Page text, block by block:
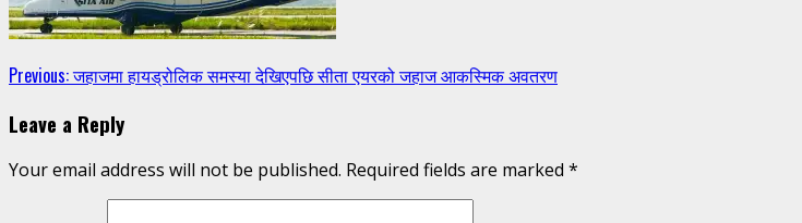
Continue
Reading
Previous:जहाजमा हायड्रोलिक समस्या देखिएपछि सीता एयरको जहाज आकस्मिक अवतरण
Leave a Reply
Your email address will not be published. Required fields are marked *